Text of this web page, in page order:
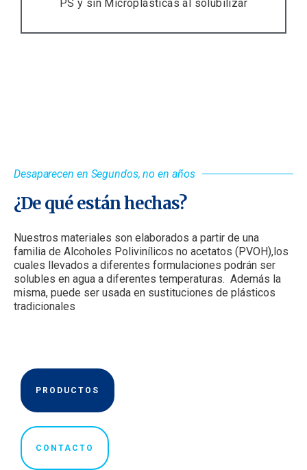
PS y sin Microplásticas al solubilizar
Desaparecen en Segundos, no en años
¿De qué están hechas?
Nuestros materiales son elaborados a partir de una
familia de Alcoholes Polivinílicos no acetatos (PVOH),​los
cuales llevados a diferentes formulaciones podrán ser
solubles en agua a diferentes temperaturas. Además la
misma, puede ser usada en sustituciones de plásticos
tradicionales
PRODUCTOS
CONTACTO